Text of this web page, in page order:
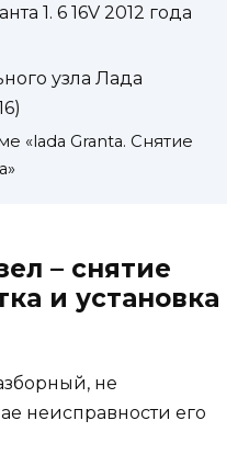
1. 6 16V 2012 года
узла Лада
«lada Granta. Снятие
– снятие
и установка
не
неисправности его